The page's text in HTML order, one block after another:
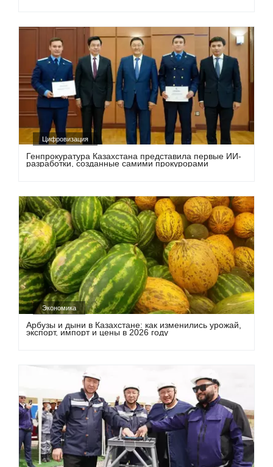
Цифровизация
Генпрокуратура Казахстана представила первые ИИ-
разработки, созданные самими прокурорами
Экономика
Арбузы и дыни в Казахстане: как изменились урожай,
экспорт, импорт и цены в 2026 году